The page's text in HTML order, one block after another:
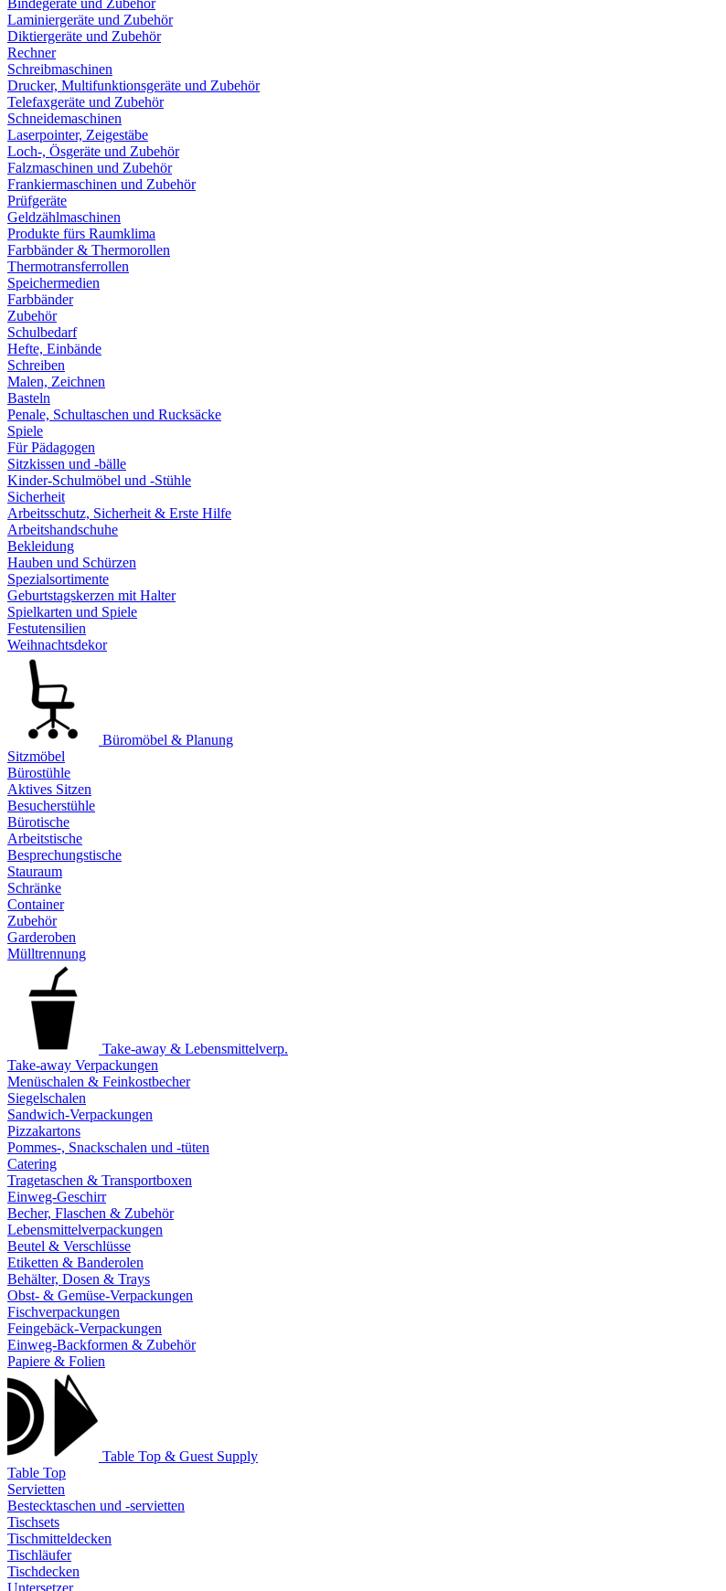
Bindegeräte und Zubehör
Laminiergeräte und Zubehör
Diktiergeräte und Zubehör
Rechner
Schreibmaschinen
Drucker, Multifunktionsgeräte und Zubehör
Telefaxgeräte und Zubehör
Schneidemaschinen
Laserpointer, Zeigestäbe
Loch-, Ösgeräte und Zubehör
Falzmaschinen und Zubehör
Frankiermaschinen und Zubehör
Prüfgeräte
Geldzählmaschinen
Produkte fürs Raumklima
Farbbänder & Thermorollen
Thermotransferrollen
Speichermedien
Farbbänder
Zubehör
Schulbedarf
Hefte, Einbände
Schreiben
Malen, Zeichnen
Basteln
Penale, Schultaschen und Rucksäcke
Spiele
Für Pädagogen
Sitzkissen und -bälle
Kinder-Schulmöbel und -Stühle
Sicherheit
Arbeitsschutz, Sicherheit & Erste Hilfe
Arbeitshandschuhe
Bekleidung
Hauben und Schürzen
Spezialsortimente
Geburtstagskerzen mit Halter
Spielkarten und Spiele
Festutensilien
Weihnachtsdekor
Büromöbel & Planung
Sitzmöbel
Bürostühle
Aktives Sitzen
Besucherstühle
Bürotische
Arbeitstische
Besprechungstische
Stauraum
Schränke
Container
Zubehör
Garderoben
Mülltrennung
Take-away & Lebensmittelverp.
Take-away Verpackungen
Menüschalen & Feinkostbecher
Siegelschalen
Sandwich-Verpackungen
Pizzakartons
Pommes-, Snackschalen und -tüten
Catering
Tragetaschen & Transportboxen
Einweg-Geschirr
Becher, Flaschen & Zubehör
Lebensmittelverpackungen
Beutel & Verschlüsse
Etiketten & Banderolen
Behälter, Dosen & Trays
Obst- & Gemüse-Verpackungen
Fischverpackungen
Feingebäck-Verpackungen
Einweg-Backformen & Zubehör
Papiere & Folien
Table Top & Guest Supply
Table Top
Servietten
Bestecktaschen und -servietten
Tischsets
Tischmitteldecken
Tischläufer
Tischdecken